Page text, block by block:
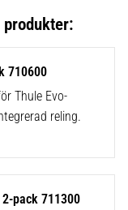
710600
Thule Evo-
reling.
pack 711300